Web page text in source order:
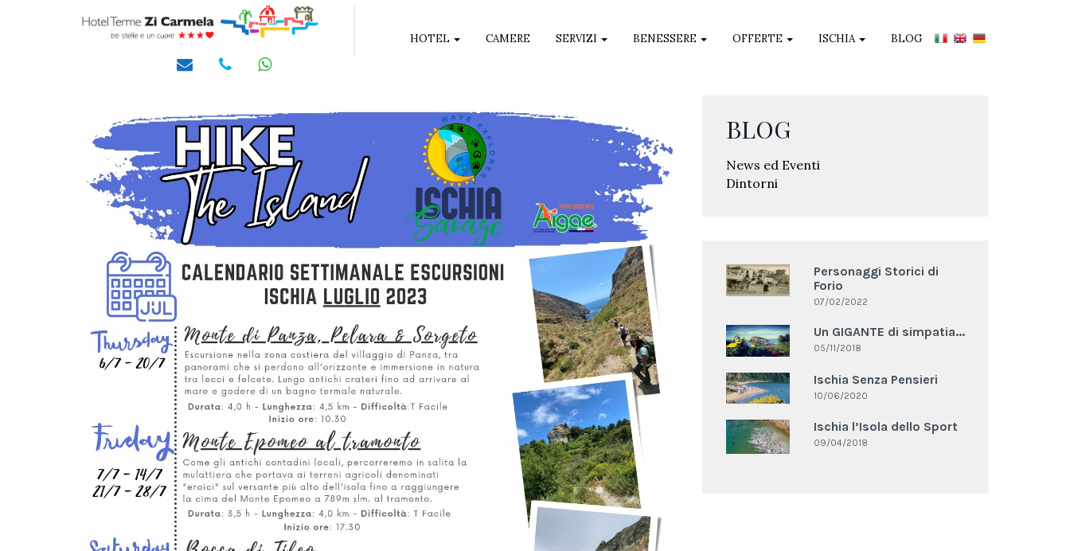
HOTEL CAMERE SERVIZI BENESSERE OFFERTE ISCHIA BLOG
BLOG
News ed Eventi
Dintorni
Personaggi Storici di
Forio
07/02/2022
Un GIGANTE di simpatia...
05/11/2018
Ischia Senza Pensieri
10/06/2020
Ischia l’Isola dello Sport
09/04/2018